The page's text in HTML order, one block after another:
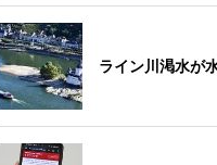
ライン川渇水が